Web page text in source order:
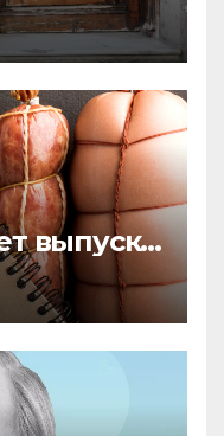
выпуск